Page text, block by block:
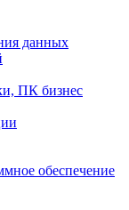
данных
ПК бизнес
обеспечение